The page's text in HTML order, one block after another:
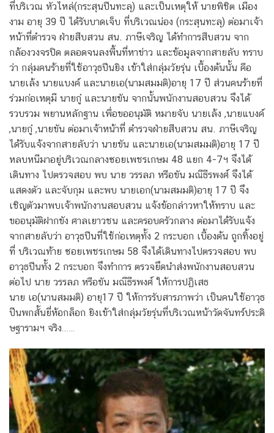
ที่บริเวณ หัวไหล่(กระสุนปืนทะลุ) และเป็นเหตุให้ นายพิชิต เมือง
งาม อายุ 39 ปี ได้รับบาดเจ็บ ที่บริเวณน่อง (กระสุนทะลุ) ต่อมาเจ้า
หน้าที่ตำรวจ ฝ่ายสืบสวน สน. ภาษีเจริญ ได้ทำการสืบสวน จาก
กล้องวงจรปิด ตลอดจนลงพื้นที่หาข่าว และข้อมูลจากสายลับ ทราบ
ว่า กลุ่มคนร้ายที่ใช้อาวุธปืนยิง เข้าใส่กลุ่มวัยรุ่น เบื้องต้นนั้น คือ
นายเล้ง นายแบงค์ และนายเอ(นามสมมติ)อายุ 17 ปี ส่วนคนร้ายที่
ร่วมก่อเหตุมี นายกู๋ และนายขัน จากนั้นพนักงานสอบสวน จึงได้
รวบรวม พยานหลักฐาน เพื่อขออนุมัติ หมายจับ นายเล้ง ,นายแบงค์
,นายกู๋ ,นายขัน ต่อมาเจ้าหน้าที่ ตำรวจฝ่ายสืบสวน สน. ภาษีเจริญ
ได้รับแจ้งจากสายลับว่า นายขัน และนายเอ(นามสมมติ)อายุ 17 ปี
หลบหนีมาอยู่บริเวณกลางซอยเพชรเกษม 48 แยก 4-7ฯ จึงได้
เดินทาง ไปตรวจสอบ พบ นาย วรรลภ หรือขัน มณีธีรพงศ์ จึงได้
แสดงตัว และจับกุม และพบ นายเอก(นามสมมติ)อายุ 17 ปี จึง
เชิญตัวมาพบเจ้าพนักงานสอบสวน แจ้งข้อกล่าวหาให้ทราบ และ
ขออนุมัติฝากขัง ศาลเยาวชน และครอบครัวกลาง ต่อมาได้รับแจ้ง
จากสายลับว่า อาวุธปืนที่ใช้ก่อเหตุทั้ง 2 กระบอก เบื้องต้น ถูกทิ้งอยู่
ที่ บริเวณท้าย ซอยเพชรเกษม 58 จึงได้เดินทางไปตรวจสอบ พบ
อาวุธปืนทั้ง 2 กระบอก จึงทำการ ตรวจยึดนำส่งพนักงานสอบสวน
ต่อไป นาย วรรลภ หรือขัน มณีธีรพงศ์ ให้การปฏิเสธ
นาย เอ(นานสมมติ) อายุ17 ปี ให้การรับสารภาพว่า เป็นคนใช้อาวุธ
ปีนพกสั้นยี่ห้อกล็อก ยิงเข้าใส่กลุ่มวัยรุ่นที่บริเวณหน้าวัดจันทร์ประดิ
ษฐารามฯ จริง……